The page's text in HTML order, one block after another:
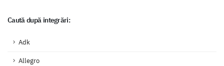
Caută după integrări:
Adk
Allegro